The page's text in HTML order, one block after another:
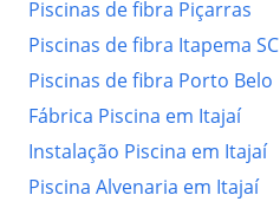
Piscinas de fibra Piçarras
Piscinas de fibra Itapema SC
Piscinas de fibra Porto Belo
Fábrica Piscina em Itajaí
Instalação Piscina em Itajaí
Piscina Alvenaria em Itajaí